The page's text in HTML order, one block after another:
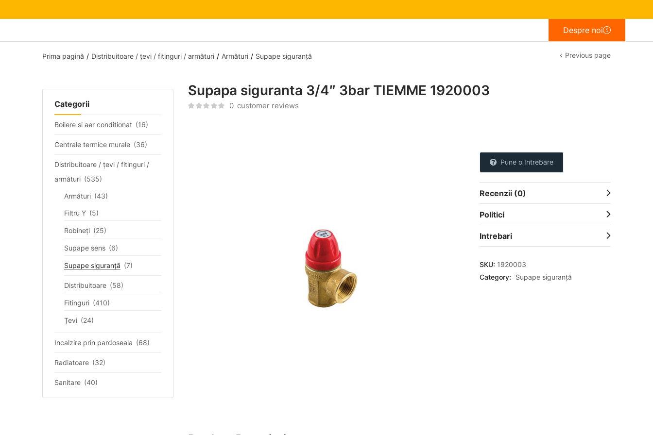
Despre noi
Prima pagină Distribuitoare / țevi / fitinguri / armături Armături Supape siguranță Previous page
Categorii
Boilere si aer conditionat (16)
Centrale termice murale (36)
Distribuitoare / țevi / fitinguri /
armături (535)
Armături (43)
Filtru Y (5)
Robineți (25)
Supape sens (6)
Supape siguranță (7)
Distribuitoare (58)
Fitinguri (410)
Țevi (24)
Incalzire prin pardoseala (68)
Radiatoare (32)
Sanitare (40)
Supapa siguranta 3/4″ 3bar TIEMME 1920003
0 customer reviews
Pune o Intrebare
Recenzii (0)
Politici
Intrebari
SKU: 1920003
Category:
Supape siguranță